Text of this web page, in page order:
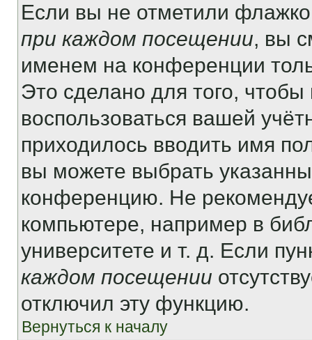
Если вы не отметили
при каждом посещении, вы
именем на конференции
Это сделано для того, чтобы
воспользоваться вашей
приходилось вводить имя
вы можете выбрать
конференцию. Не
компьютере, например в
университете и т. д. Если
каждом посещении
отключил эту функцию.
Вернуться к началу